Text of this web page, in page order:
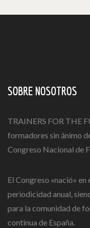
SOBRE NOSOTROS
TRAINERS FOR THE
formadores sin ánimo
Congreso Nacional de
El Congreso «nació»
periodicidad anual,
para la comunidad de
continua de España.